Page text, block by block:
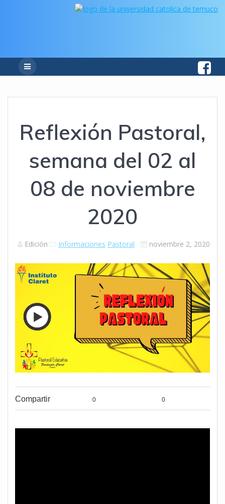
Reflexión Pastoral,
semana del 02 al
08 de noviembre
2020
Edición Informaciones Pastoral noviembre 2, 2020
Compartir 0 0